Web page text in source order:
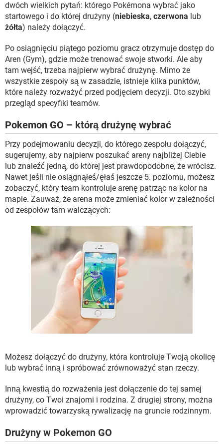
dwóch wielkich pytań: którego Pokémona wybrać jako
startowego i do której drużyny (niebieska, czerwona lub
żółta) należy dołączyć.
Po osiągnięciu piątego poziomu gracz otrzymuje dostęp do
Aren (Gym), gdzie może trenować swoje stworki. Ale aby
tam wejść, trzeba najpierw wybrać drużynę. Mimo że
wszystkie zespoły są w zasadzie, istnieje kilka punktów,
które należy rozważyć przed podjęciem decyzji. Oto szybki
przegląd specyfiki teamów.
Pokemon GO – którą drużynę wybrać
Przy podejmowaniu decyzji, do którego zespołu dołączyć,
sugerujemy, aby najpierw poszukać areny najbliżej Ciebie
lub znaleźć jedną, do której jest prawdopodobne, że wrócisz.
Nawet jeśli nie osiągnąłeś/ęłaś jeszcze 5. poziomu, możesz
zobaczyć, który team kontroluje arenę patrząc na kolor na
mapie. Zauważ, że arena może zmieniać kolor w zależności
od zespołów tam walczących:
Możesz dołączyć do drużyny, która kontroluje Twoją okolicę
lub wybrać inną i spróbować zrównoważyć stan rzeczy.
Inną kwestią do rozważenia jest dołączenie do tej samej
drużyny, co Twoi znajomi i rodzina. Z drugiej strony, można
wprowadzić towarzyską rywalizację na gruncie rodzinnym.
Drużyny w Pokemon GO